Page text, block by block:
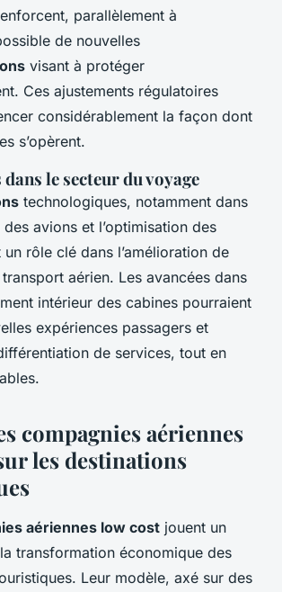
parallèlement à
de nouvelles
visant à protéger
Ces ajustements régulatoires
considérablement la façon dont
s’opèrent.
le secteur du voyage
technologiques, notamment dans
avions et l’optimisation des
rôle clé dans l’amélioration de
aérien. Les avancées dans
intérieur des cabines pourraient
expériences passagers et
de services, tout en
compagnies aériennes
les destinations
aériennes low cost jouent un
transformation économique des
Leur modèle, axé sur des